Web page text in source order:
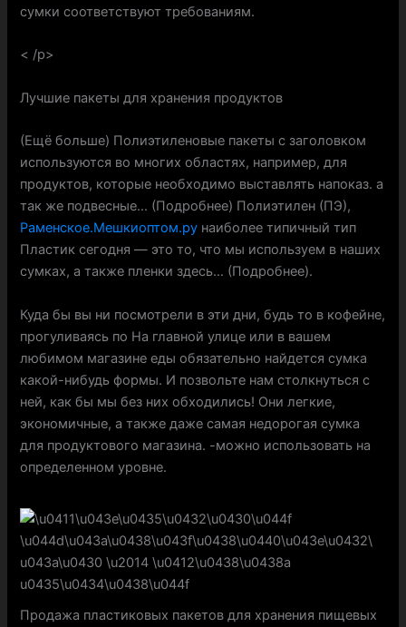
сумки соответствуют требованиям.
< /p>
Лучшие пакеты для хранения продуктов
(Ещё больше) Полиэтиленовые пакеты с заголовком
используются во многих областях, например, для
продуктов, которые необходимо выставлять напоказ. а
так же подвесные… (Подробнее) Полиэтилен (ПЭ),
Раменское.Мешкиоптом.ру наиболее типичный тип
Пластик сегодня — это то, что мы используем в наших
сумках, а также пленки здесь… (Подробнее).
Куда бы вы ни посмотрели в эти дни, будь то в кофейне,
прогуливаясь по На главной улице или в вашем
любимом магазине еды обязательно найдется сумка
какой-нибудь формы. И позвольте нам столкнуться с
ней, как бы мы без них обходились! Они легкие,
экономичные, а также даже самая недорогая сумка
для продуктового магазина. -можно использовать на
определенном уровне.
Продажа пластиковых пакетов для хранения пищевых